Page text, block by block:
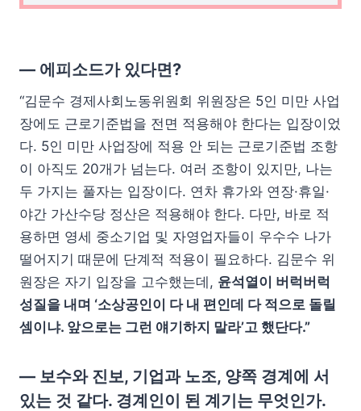
— 에피소드가 있다면?
“김문수 경제사회노동위원회 위원장은 5인 미만 사업
장에도 근로기준법을 전면 적용해야 한다는 입장이었
다. 5인 미만 사업장에 적용 안 되는 근로기준법 조항
이 아직도 20개가 넘는다. 여러 조항이 있지만, 나는
두 가지는 풀자는 입장이다. 연차 휴가와 연장·휴일·
야간 가산수당 정산은 적용해야 한다. 다만, 바로 적
용하면 영세 중소기업 및 자영업자들이 우수수 나가
떨어지기 때문에 단계적 적용이 필요하다. 김문수 위
원장은 자기 입장을 고수했는데, 윤석열이 버럭버럭
성질을 내며 ‘소상공인이 다 내 편인데 다 적으로 돌릴
셈이냐. 앞으로는 그런 얘기하지 말라’고 했단다.”
— 보수와 진보, 기업과 노조, 양쪽 경계에 서
있는 것 같다. 경계인이 된 계기는 무엇인가.